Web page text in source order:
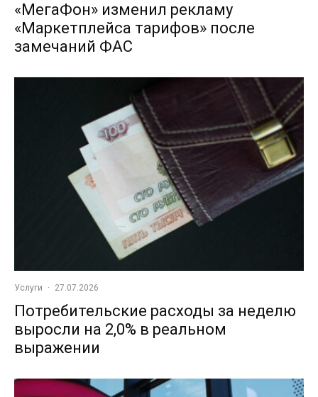
«МегаФон» изменил рекламу
«Маркетплейса тарифов» после
замечаний ФАС
Услуги · 27.07.2026
Потребительские расходы за неделю
выросли на 2,0% в реальном
выражении